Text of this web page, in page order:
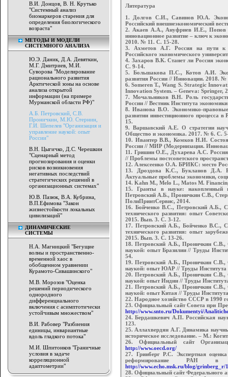
В.И. Донцов, В. Н. Крутько
"Системный анализ
биомаркеров старения для
определения биологического
возраста"
МЕТОДЫ И МОДЕЛИ
СИСТЕМНОГО АНАЛИЗА
Ю.Э. Даник, Д.А. Девяткин,
М.Г. Дмитриев, М.И.
Суворова "Моделирование
рационального развития
Арктической зоны на основе
анализа открытой
информации (на примере
Мурманской области РФ)"
А.Б. Петровский, С.В.
Проничкин, М.Ю. Стернин,
Г.И. Шепелев "Организация и
управление наукой: опыт
России"
В.Н. Цыгичко, Д.С. Черешкин
"Сценарный метод
прогнозирования и оценки
рисков возникновения
негативных последствий
стратегических решений в
организационных системах"
Ю.В. Пазюк, В.А. Кубрина,
В.П.Ефимова "Закон
жизнестойкости локальных
цивилизаций"
ДИНАМИЧЕСКИЕ
СИСТЕМЫ
Н.А. Магницкий "Бегущие
волны и пространственно-
временной хаос в
обобщенном уравнении
Курамото-Сивашинского"
М.В. Морозов "Оценка
решений периодического
однородного
дифференциального
включения с асимптотически
устойчивым множеством"
В.И. Рабовер "Разбиения
единицы, инвариантные
вдоль гладкого потока"
М.И. Шпитонков "Граничные
условия в задаче
корреляционной
адаптометрии"
Литература
1. Долгов С.И., Савинов Ю.А.
Российский внешнеэкономический
2. Акаев А.А., Ануфриев И.Е., Попов
инновационное развитие – ключ к
2010. № 11. С. 15-28.
3. Ахметов А.Г. Россия на пути к
Российского экономического
4. Захаров В.К. Станет ли Россия
С. 9-14.
5. Большакова П.С., Котов А.И.
развития России // Инновации. 2018.
6. Someren T., Wang S. Strategic
Innovation System. – Geneva: Springer,
7. Мочальников В.Н. Роль
России // Вестник Института
8. Иванова В.О. Экономико-правовые
развитии инвестиционного
15.
9. Варшавский А.Е. О стратегии
Общество и экономика. 2017. № 6. С.
10. Ивантер В.В., Комков Н.И.
России // МИР (Модернизация.
11. Гришин О.Е., Духарева А.С.
// Проблемы постсоветского
12. Алексеенко О.А. БРИКС: место
13. Дроздова К.С., Букланов Д.А.
Актуальные проблемы экономики,
14. Kahn M., Melo L., Matos M.
15. Гранты в науке: накопленный
Петровский А.Б., Проничкин С.В.,
ПолиПринтСервис, 2014.
16. Бойченко В.С., Петровский А.Б.,
технического развития: опыт
2015. Вып. 3. С. 3-12.
17. Петровский А.Б., Бойченко В.С.,
технического развития: опыт
2015. Вып. 3. С. 13-26.
18. Петровский А.Б., Проничкин
наукой: опыт Бразилии // Труды
54.
19. Петровский А.Б., Проничкин
наукой: опыт ЮАР // Труды Института
20. Петровский А.Б., Проничкин
наукой: опыт Индии // Труды
21. Петровский А.Б., Проничкин
наукой: опыт Китая // Труды
22. Народное хозяйство СССР в 1990
23. Официальный сайт Совета при
http://www.snto.ru/Dokumentyi/
24. Бердашкевич А.П. Российская
123.
25. Аллахвердян А.Г. Динамика
историческое исследование. – М.:
26. Официальный сайт
http://www.oecd.org/
27. Гринберг Р.С. Экспертная
реформирование РАН в
http://www.echo.msk.ru/blog/grinberg_r/
28. Официальный сайт Федерального